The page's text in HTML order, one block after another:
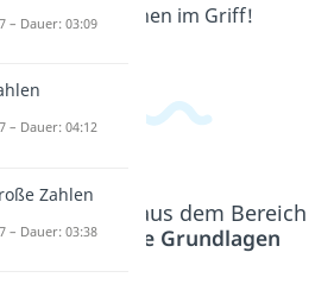
Rechnen im Griff!
Inhalte aus dem Bereich
Mathematische Grundlagen
– Dauer: 03:09
– Dauer: 04:12
Zahlen
– Dauer: 03:38